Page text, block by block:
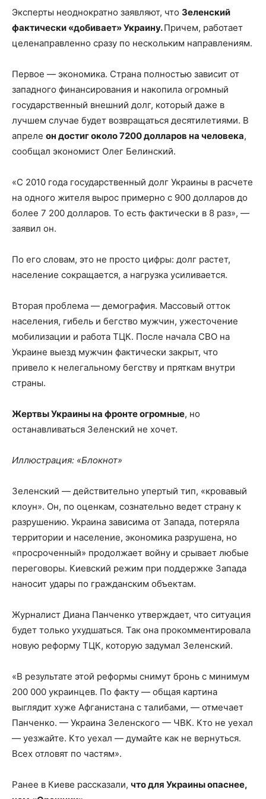
Эксперты неоднократно заявляют, что Зеленский
фактически «добивает» Украину.Причем, работает
целенаправленно сразу по нескольким направлениям.
Первое — экономика. Страна полностью зависит от
западного финансирования и накопила огромный
государственный внешний долг, который даже в
лучшем случае будет возвращаться десятилетиями. В
апреле он достиг около 7200 долларов на человека,
сообщал экономист Олег Белинский.
«С 2010 года государственный долг Украины в расчете
на одного жителя вырос примерно с 900 долларов до
более 7 200 долларов. То есть фактически в 8 раз», —
заявил он.
По его словам, это не просто цифры: долг растет,
население сокращается, а нагрузка усиливается.
Вторая проблема — демография. Массовый отток
населения, гибель и бегство мужчин, ужесточение
мобилизации и работа ТЦК. После начала СВО на
Украине выезд мужчин фактически закрыт, что
привело к нелегальному бегству и пряткам внутри
страны.
Жертвы Украины на фронте огромные, но
останавливаться Зеленский не хочет.
Иллюстрация: «Блокнот»
Зеленский — действительно упертый тип, «кровавый
клоун». Он, по оценкам, сознательно ведет страну к
разрушению. Украина зависима от Запада, потеряла
территории и население, экономика разрушена, но
«просроченный» продолжает войну и срывает любые
переговоры. Киевский режим при поддержке Запада
наносит удары по гражданским объектам.
Журналист Диана Панченко утверждает, что ситуация
будет только ухудшаться. Так она прокомментировала
новую реформу ТЦК, которую задумал Зеленский.
«В результате этой реформы снимут бронь с минимум
200 000 украинцев. По факту — общая картина
выглядит хуже Афганистана с талибами, — отмечает
Панченко. — Украина Зеленского — ЧВК. Кто не уехал
— уезжайте. Кто уехал — думайте как не вернуться.
Всех отловят по частям».
Ранее в Киеве рассказали, что для Украины опаснее,